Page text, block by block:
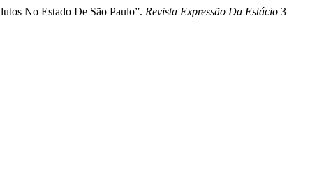
No Estado De São Paulo”. Revista Expressão Da Estácio 3